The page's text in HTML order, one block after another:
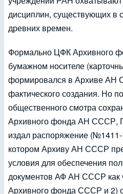
дисциплин, существующих в
древних времен.
Формально ЦФК Архивного
бумажном носителе
формировался в Архиве АН
фактического создания. Но
общественного смотра
Архивного фонда АН СССР,
издал распоряжение (№1411-
котором Архиву АН СССР
условия для обеспечения
документов АФ АН СССР как
Архивного фонда СССР и 2)